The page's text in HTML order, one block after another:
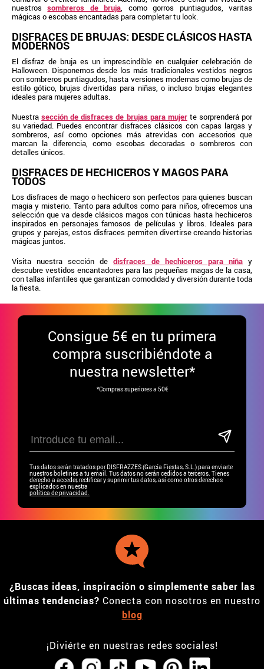
nuestrossombreros de bruja, como gorros puntiagudos, varitas
mágicas o escobas encantadas para completar tu look.
DISFRACES DE BRUJAS: DESDE CLÁSICOS HASTA
MODERNOS
El disfraz de bruja es un imprescindible en cualquier celebración de
Halloween. Disponemos desde los más tradicionales vestidos negros
con sombreros puntiagudos, hasta versiones modernas como brujas de
estilo gótico, brujas divertidas para niñas, o incluso brujas elegantes
ideales para mujeres adultas.
Nuestrasección de disfraces de brujas para mujerte sorprenderá por
su variedad. Puedes encontrar disfraces clásicos con capas largas y
sombreros, así como opciones más atrevidas con accesorios que
marcan la diferencia, como escobas decoradas o sombreros con
detalles únicos.
DISFRACES DE HECHICEROS Y MAGOS PARA
TODOS
Los disfraces de mago o hechicero son perfectos para quienes buscan
magia y misterio. Tanto para adultos como para niños, ofrecemos una
selección que va desde clásicos magos con túnicas hasta hechiceros
inspirados en personajes famosos de películas y libros. Ideales para
grupos y parejas, estos disfraces permiten divertirse creando historias
mágicas juntos.
Visita nuestra sección dedisfraces de hechiceros para niñay
descubre vestidos encantadores para las pequeñas magas de la casa,
con tallas infantiles que garantizan comodidad y diversión durante toda
la fiesta.
Consigue 5€ en tu primera
compra suscribiéndote a
nuestra newsletter*
*Compras superiores a 50€
Tus datos serán tratados por DISFRAZZES (García Fiestas, S.L.) para enviarte
nuestros boletines a tu email. Tus datos no serán cedidos a terceros. Tienes
derecho a acceder, rectificar y suprimir tus datos, así como otros derechos
explicados en nuestra
política de privacidad.
¿Buscas ideas, inspiración o simplemente saber las
últimas tendencias? Conecta con nosotros en nuestro
blog
¡Diviérte en nuestras redes sociales!